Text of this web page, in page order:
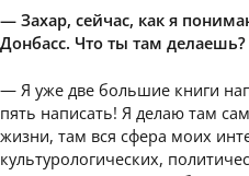
— Захар, сейчас, как я
Донбасс. Что ты там
— Я уже две большие книги
пять написать! Я делаю там
жизни, там вся сфера моих
культурологических,